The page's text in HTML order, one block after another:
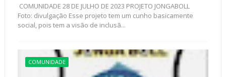
COMUNIDADE 28 DE JULHO DE 2023 PROJETO JONGABOLL
Foto: divulgação Esse projeto tem um cunho basicamente
social, pois tem a visão de inclusã...
COMUNIDADE